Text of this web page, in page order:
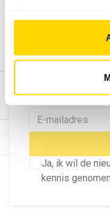
MELD U
Blijf op de hoogte
Ja, ik wil de
kennis
Bekijk hier
© Dé